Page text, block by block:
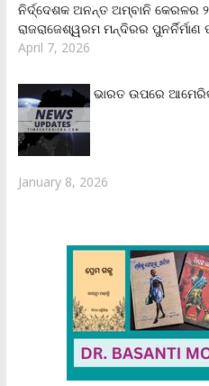
ନିର୍ଦ୍ଦେଶକ ଅନନ୍ତ ଅମ୍ବାନି କେରଳର
ରାଜରାଜେଶ୍ୱରମ ମନ୍ଦିରର ପୁନର୍ନିର୍ମାଣ
April 7, 2026
ଭାରତ ଉପରେ
January 8, 2026